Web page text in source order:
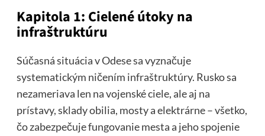
Kapitola 1: Cielené útoky na
infraštruktúru
Súčasná situácia v Odese sa vyznačuje
systematickým ničením infraštruktúry. Rusko sa
nezameriava len na vojenské ciele, ale aj na
prístavy, sklady obilia, mosty a elektrárne – všetko,
čo zabezpečuje fungovanie mesta a jeho spojenie